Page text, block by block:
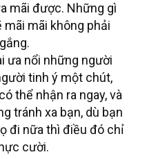
mãi được. Những gì
mãi không phải
ưa nổi những người
tinh ý một chút,
thể nhận ra ngay, và
tránh xa bạn, dù bạn
đi nữa thì điều đó chỉ
cười.